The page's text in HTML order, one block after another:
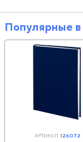
Популярные
АРТИКУЛ:126072